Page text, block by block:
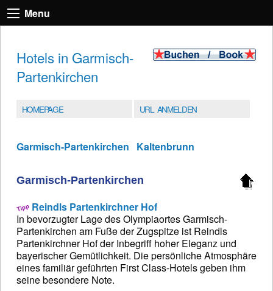
Menu
Hotels in Garmisch-
Partenkirchen
HOMEPAGE URL ANMELDEN
Garmisch-Partenkirchen Kaltenbrunn
Garmisch-Partenkirchen
Reindls Partenkirchner Hof
In bevorzugter Lage des Olympiaortes Garmisch-
Partenkirchen am Fuße der Zugspitze ist Reindls
Partenkirchner Hof der Inbegriff hoher Eleganz und
bayerischer Gemütlichkeit. Die persönliche Atmosphäre
eines familiär geführten First Class-Hotels geben ihm
seine besondere Note.